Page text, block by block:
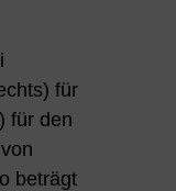
für
für den
beträgt